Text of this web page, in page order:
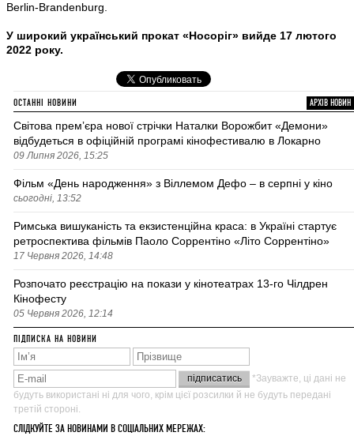
Berlin-Brandenburg.
У широкий український прокат «Носоріг» вийде 17 лютого
2022 року.
ОСТАННІ НОВИНИ АРХІВ НОВИН
Світова премʼєра нової стрічки Наталки Ворожбит «Демони»
відбудеться в офіційній програмі кінофестивалю в Локарно
09 Липня 2026, 15:25
Фільм «День народження» з Віллемом Дефо – в серпні у кіно
сьогодні, 13:52
Римська вишуканість та екзистенційна краса: в Україні стартує
ретроспектива фільмів Паоло Соррентіно «Літо Соррентіно»
17 Червня 2026, 14:48
Розпочато реєстрацію на покази у кінотеатрах 13-го Чілдрен
Кінофесту
05 Червня 2026, 12:14
ПІДПИСКА НА НОВИНИ
*Зауважте, ці дані не
будуть використані ні для чого, крім цієї розсилки й не будуть передані
третій стороні.
СЛІДКУЙТЕ ЗА НОВИНАМИ В СОЦІАЛЬНИХ МЕРЕЖАХ: